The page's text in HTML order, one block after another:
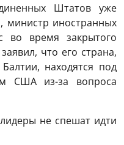
Штатов уже
министр иностранных
во время закрытого
что его страна,
находятся под
США из-за вопроса
не спешат идти